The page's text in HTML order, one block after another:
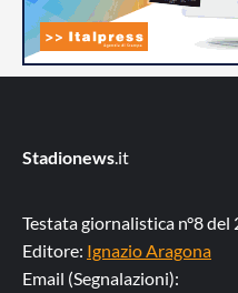
Stadionews.it
Testata giornalistica n°8 del
Editore: Ignazio Aragona
Email (Segnalazioni):